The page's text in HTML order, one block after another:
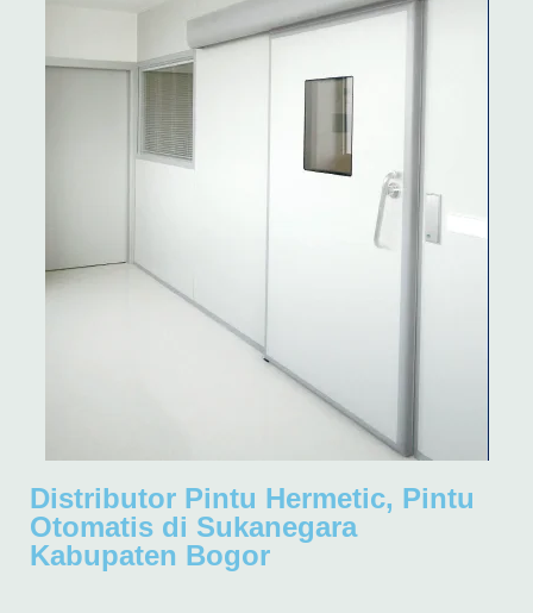
Distributor Pintu Hermetic, Pintu
Otomatis di Sukanegara
Kabupaten Bogor